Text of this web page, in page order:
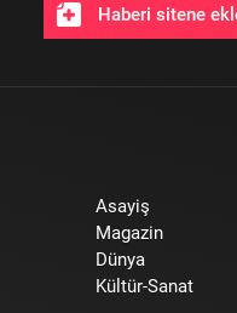
Haberi sitene
Asayiş
Magazin
Dünya
Kültür-Sanat